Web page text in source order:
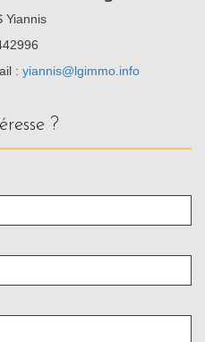
Yiannis
: yiannis@lgimmo.info
?